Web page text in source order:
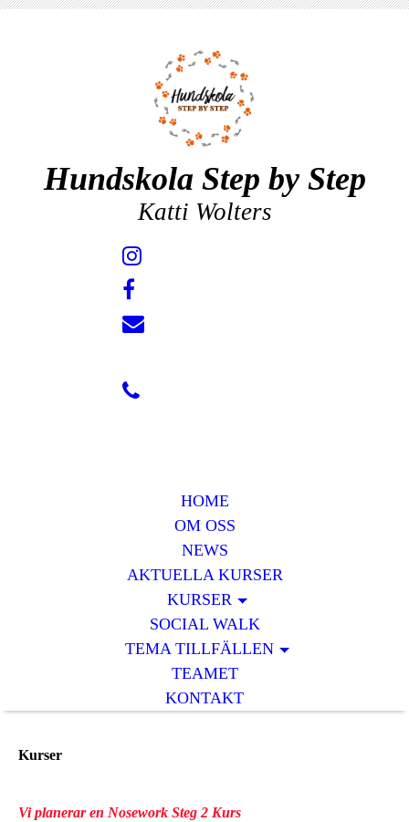
Hundskola Step by Step
Katti Wolters
HOME
OM OSS
NEWS
AKTUELLA KURSER
KURSER
SOCIAL WALK
TEMA TILLFÄLLEN
TEAMET
KONTAKT
Kurser
Vi planerar en Nosework Steg 2 Kurs